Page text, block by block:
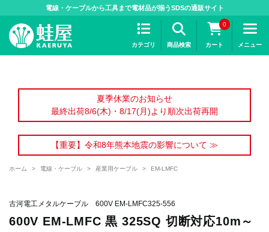
電線・ケーブルから工具まで電材品が揃うSDSの通販サイト
カテゴリ 商品検索
0
カート メニュー
夏季休業のお知らせ
最終出荷8/6(木)・8/17(月)より順次出荷再開
【重要】令和8年熊本地震の影響について ≫
ホーム > 電線・ケーブル > 産業用ケーブル > EM-LMFC
古河電工メタルケーブル 600V EM-LMFC325-556
600V EM-LMFC 黒 325SQ 切断対応10m～